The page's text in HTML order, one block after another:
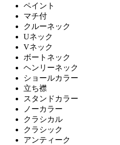
ペイント
マチ付
クルーネック
Uネック
Vネック
ボートネック
ヘンリーネック
ショールカラー
立ち襟
スタンドカラー
ノーカラー
クラシカル
クラシック
アンティーク